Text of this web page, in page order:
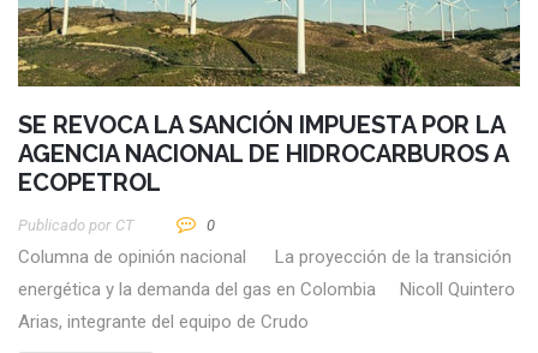
SE REVOCA LA SANCIÓN IMPUESTA POR LA
AGENCIA NACIONAL DE HIDROCARBUROS A
ECOPETROL
Publicado por CT 0
Columna de opinión nacional La proyección de la transición
energética y la demanda del gas en Colombia Nicoll Quintero
Arias, integrante del equipo de Crudo